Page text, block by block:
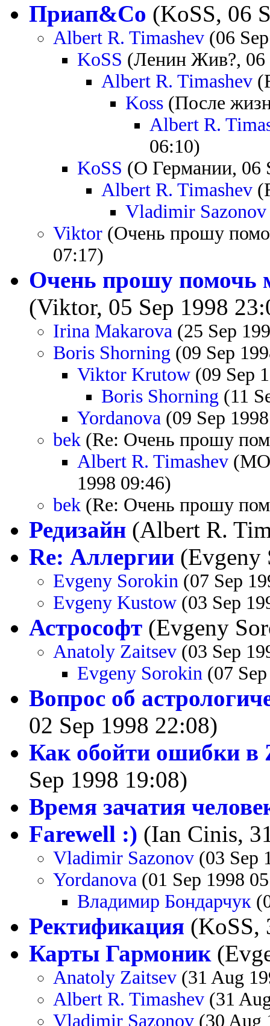
Приап&Со (KoSS, 06
Albert R. Timashev (06
KoSS (Ленин Жив?, 06
Albert R. Timashev
Koss (После
Albert R.
06:10)
KoSS (О Германии, 06
Albert R. Timashev
Vladimir Sazonov
Viktor (Очень прошу
07:17)
Очень прошу помочь
(Viktor, 05 Sep 1998
Irina Makarova (25 Sep
Boris Shorning (09 Sep
Viktor Krutow (09 Sep
Boris Shorning (11
Yordanova (09 Sep
bek (Re: Очень прошу
Albert R. Timashev
1998 09:46)
bek (Re: Очень прошу
Редизайн (Albert R.
Re: Аллергии (Evgeny
Evgeny Sorokin (07 Sep
Evgeny Kustow (03 Sep
Астрософт (Evgeny
Anatoly Zaitsev (03 Sep
Evgeny Sorokin (07
Вопрос об
02 Sep 1998 22:08)
Как обойти ошибки в
Sep 1998 19:08)
Время зачатия
Farewell :) (Ian Cinis,
Vladimir Sazonov (03 Sep
Yordanova (01 Sep 1998
Владимир Бондарчук
Ректификация (KoSS,
Карты Гармоник
Anatoly Zaitsev (31 Aug
Albert R. Timashev (31
Vladimir Sazonov (30 Aug